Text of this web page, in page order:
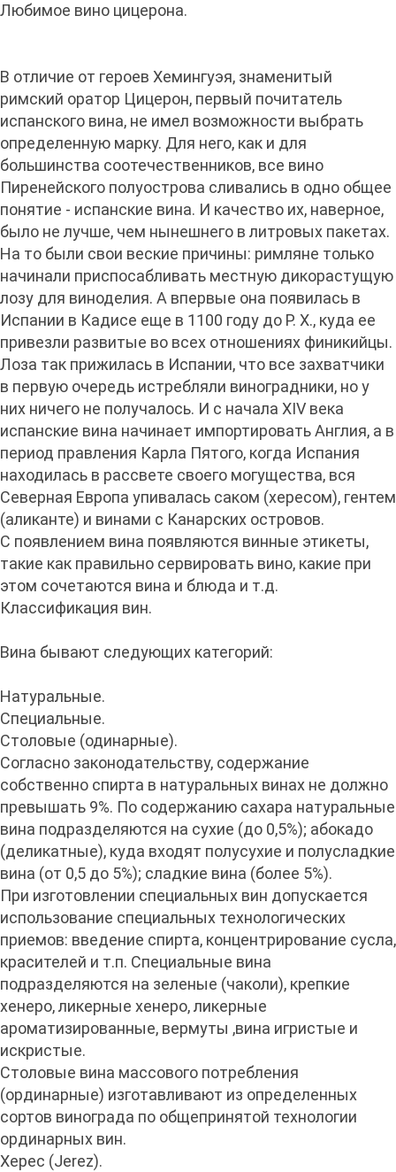
Любимое вино цицерона.
В отличие от героев Хемингуэя, знаменитый
римский оратор Цицерон, первый почитатель
испанского вина, не имел возможности выбрать
определенную марку. Для него, как и для
большинства соотечественников, все вино
Пиренейского полуострова сливались в одно общее
понятие - испанские вина. И качество их, наверное,
было не лучше, чем нынешнего в литровых пакетах.
На то были свои веские причины: римляне только
начинали приспосабливать местную дикорастущую
лозу для виноделия. А впервые она появилась в
Испании в Кадисе еще в 1100 году до Р. Х., куда ее
привезли развитые во всех отношениях финикийцы.
Лоза так прижилась в Испании, что все захватчики
в первую очередь истребляли виноградники, но у
них ничего не получалось. И с начала XIV века
испанские вина начинает импортировать Англия, а в
период правления Карла Пятого, когда Испания
находилась в рассвете своего могущества, вся
Северная Европа упивалась саком (хересом), гентем
(аликанте) и винами с Канарских островов.
С появлением вина появляются винные этикеты,
такие как правильно сервировать вино, какие при
этом сочетаются вина и блюда и т.д.
Классификация вин.
Вина бывают следующих категорий:
Натуральные.
Специальные.
Столовые (одинарные).
Согласно законодательству, содержание
собственно спирта в натуральных винах не должно
превышать 9%. По содержанию сахара натуральные
вина подразделяются на сухие (до 0,5%); абокадо
(деликатные), куда входят полусухие и полусладкие
вина (от 0,5 до 5%); сладкие вина (более 5%).
При изготовлении специальных вин допускается
использование специальных технологических
приемов: введение спирта, концентрирование сусла,
красителей и т.п. Специальные вина
подразделяются на зеленые (чаколи), крепкие
хенеро, ликерные хенеро, ликерные
ароматизированные, вермуты ,вина игристые и
искристые.
Столовые вина массового потребления
(ординарные) изготавливают из определенных
сортов винограда по общепринятой технологии
ординарных вин.
Херес (Jerez).